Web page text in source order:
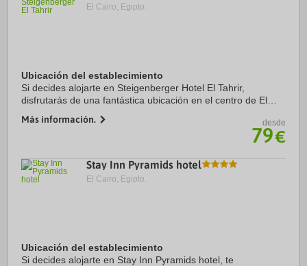
El Cairo, Egipto.
Ubicación del establecimiento
Si decides alojarte en Steigenberger Hotel El Tahrir,
disfrutarás de una fantástica ubicación en el centro de El
Egipcio. Además, este hotel para ...
Más información. desde
79€
Stay Inn Pyramids hotel
El Cairo, Egipto.
Ubicación del establecimiento
Si decides alojarte en Stay Inn Pyramids hotel, te